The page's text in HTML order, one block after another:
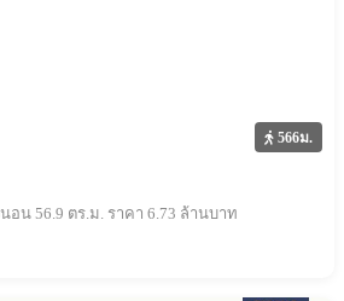
566ม.
อน 56.9 ตร.ม. ราคา 6.73 ล้านบาท